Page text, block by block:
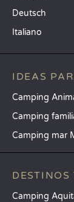
Deutsch
Italiano
IDEAS
Camping
Camping
Camping mar
DESTINOS
Camping